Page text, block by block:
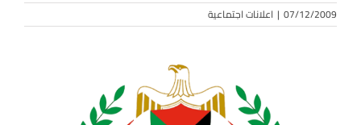
07/12/2009
| اعلانات اجتماعية